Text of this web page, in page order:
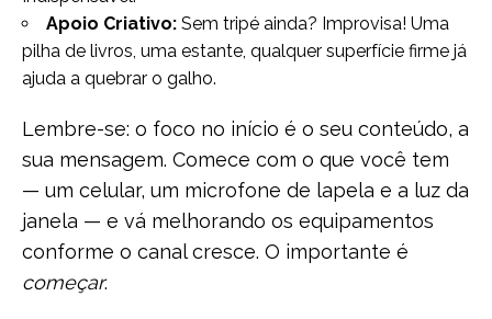
Apoio Criativo: Sem tripé ainda? Improvisa! Uma
pilha de livros, uma estante, qualquer superfície firme já
ajuda a quebrar o galho.
Lembre-se: o foco no início é o seu conteúdo, a
sua mensagem. Comece com o que você tem
— um celular, um microfone de lapela e a luz da
janela — e vá melhorando os equipamentos
conforme o canal cresce. O importante é
começar.